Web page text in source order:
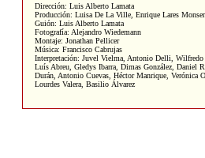
Dirección: Luis Alberto Lamata
Producción: Luisa De La Ville, Enrique Lares
Guión: Luis Alberto Lamata
Fotografía: Alejandro Wiedemann
Montaje: Jonathan Pellicer
Música: Francisco Cabrujas
Interpretación: Juvel Vielma, Antonio Delli,
Luís Abreu, Gledys Ibarra, Dimas González, Daniel
Durán, Antonio Cuevas, Héctor Manrique, Verónica
Lourdes Valera, Basilio Álvarez